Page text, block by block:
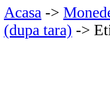
Acasa ->
(dupa tara) ->